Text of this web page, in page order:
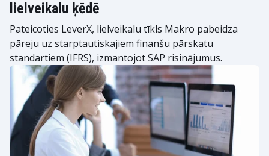
lielveikalu ķēdē
Pateicoties LeverX, lielveikalu tīkls Makro pabeidza
pāreju uz starptautiskajiem finanšu pārskatu
standartiem (IFRS), izmantojot SAP risinājumus.